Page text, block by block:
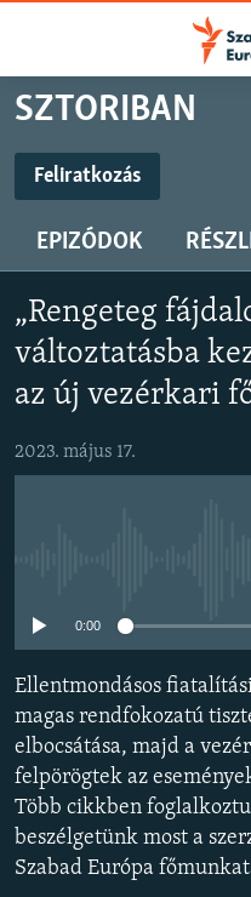
Akadálymentes
Ugrás
fő
oldalra
tartalomjegyzékre
Ugrás
keresésre
AKTUÁLIS
ELEMZŐ
NER15
SZABADON
DEMOKRÁCIA
KLÍMAVÁLTOZÁS
A MÚLT TANULSÁGAI
KÖVESSEN MINKET!
Valamennyi RFE/RL
SZTORIBAN
Feliratkozás
EPIZÓDOK
„Rengeteg
változtatásba
az új vezérkari
2023. május 17.
0:00
Ellentmondásos
magas rendfokozatú
elbocsátása, majd a
felpörögtek az
Több cikkben
beszélgetünk most a
Szabad Európa